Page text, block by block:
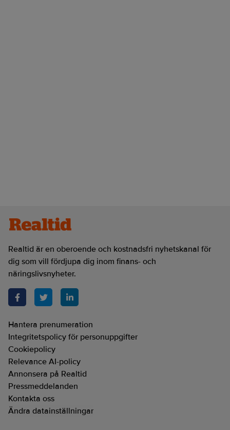
Realtid är en oberoende och kostnadsfri nyhetskanal för
dig som vill fördjupa dig inom finans- och
näringslivsnyheter.
Hantera prenumeration
Integritetspolicy för personuppgifter
Cookiepolicy
Relevance AI-policy
Annonsera på Realtid
Pressmeddelanden
Kontakta oss
Ändra datainställningar